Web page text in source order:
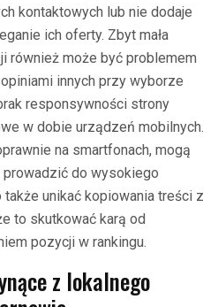
kontaktowych lub nie dodaje
ich oferty. Zbyt mała
również może być problemem
innych przy wyborze
responsywności strony
w dobie urządzeń mobilnych.
na smartfonach, mogą
do wysokiego
unikać kopiowania treści z
to skutkować karą od
pozycji w rankingu.
z lokalnego